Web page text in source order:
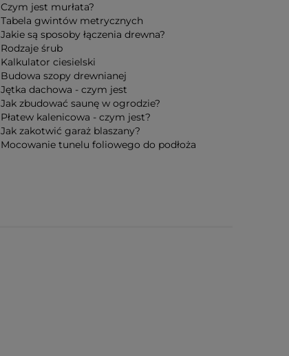
Czym jest murłata?
Tabela gwintów metrycznych
Jakie są sposoby łączenia drewna?
Rodzaje śrub
Kalkulator ciesielski
Budowa szopy drewnianej
Jętka dachowa - czym jest
Jak zbudować saunę w ogrodzie?
Płatew kalenicowa - czym jest?
Jak zakotwić garaż blaszany?
Mocowanie tunelu foliowego do podłoża